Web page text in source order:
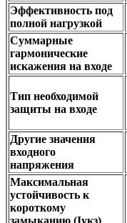
Эффективность под
полной нагрузкой
Суммарные
гармонические
искажения на входе
Тип необходимой
защиты на входе
Другие значения
входного
напряжения
Максимальная
устойчивость к
короткому
замыканию (Iукз)